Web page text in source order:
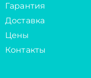
Гарантия
Доставка
Цены
Контакты